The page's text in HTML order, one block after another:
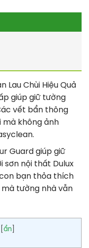
Lau Chùi Hiệu Quả
giúp giữ tường
vết bẩn thông
mà không ảnh
Guard giúp giữ
sơn nội thất Dulux
con bạn thỏa thích
tường nhà vẫn
ẩn